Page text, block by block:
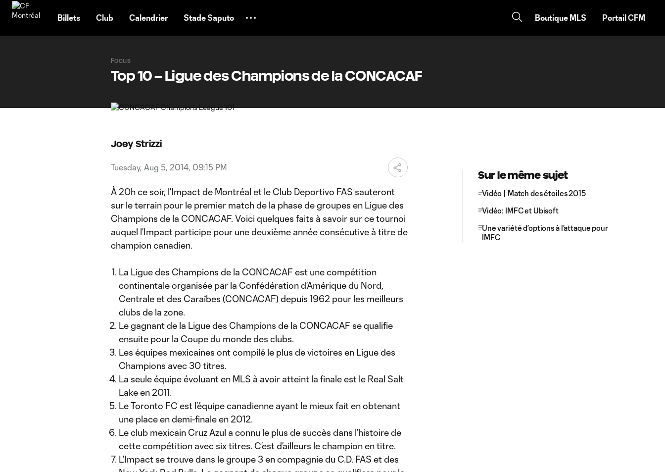
Billets Club Calendrier Stade Saputo Boutique MLS Portail CFM
Focus
Top 10 – Ligue des Champions de la CONCACAF
Joey Strizzi
Tuesday, Aug 5, 2014, 09:15 PM
À 20h ce soir, l’Impact de Montréal et le Club Deportivo FAS sauteront
sur le terrain pour le premier match de la phase de groupes en Ligue des
Champions de la CONCACAF. Voici quelques faits à savoir sur ce tournoi
auquel l’Impact participe pour une deuxième année consécutive à titre de
champion canadien.
La Ligue des Champions de la CONCACAF est une compétition
continentale organisée par la Confédération d’Amérique du Nord,
Centrale et des Caraïbes (CONCACAF) depuis 1962 pour les meilleurs
clubs de la zone.
Le gagnant de la Ligue des Champions de la CONCACAF se qualifie
ensuite pour la Coupe du monde des clubs.
Les équipes mexicaines ont compilé le plus de victoires en Ligue des
Champions avec 30 titres.
La seule équipe évoluant en MLS à avoir atteint la finale est le Real Salt
Lake en 2011.
Le Toronto FC est l’équipe canadienne ayant le mieux fait en obtenant
une place en demi-finale en 2012.
Le club mexicain Cruz Azul a connu le plus de succès dans l’histoire de
cette compétition avec six titres. C’est d’ailleurs le champion en titre.
L’Impact se trouve dans le groupe 3 en compagnie du C.D. FAS et des
Sur le même sujet
Vidéo | Match des étoiles 2015
Vidéo: IMFC et Ubisoft
Une variété d’options à l’attaque pour
IMFC